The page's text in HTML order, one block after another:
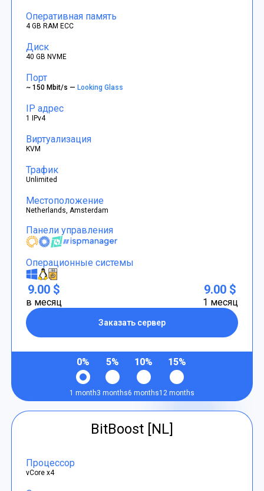
Оперативная память
4 GB RAM ECC
Диск
40 GB NVME
Порт
~ 150 Mbit/s —Looking Glass
IP адрес
1 IPv4
Виртуализация
KVM
Трафик
Unlimited
Местоположение
Netherlands, Amsterdam
Панели управления
Операционные системы
9.00 $
в месяц
Заказать сервер
9.00 $
1 месяц
0%
1 month
5%
3 months
10%
6 months
15%
12 months
BitBoost [NL]
Процессор
vCore x4